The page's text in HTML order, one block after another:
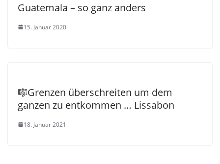
Guatemala – so ganz anders
15. Januar 2020
🎼Grenzen überschreiten um dem
ganzen zu entkommen … Lissabon
18. Januar 2021